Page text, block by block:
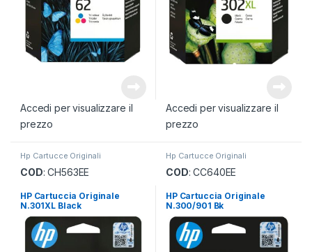
Accedi per visualizzare il
prezzo
Accedi per visualizzare il
prezzo
Hp Cartucce Originali
COD: CH563EE
HP Cartuccia Originale
N.301XL Black
Hp Cartucce Originali
COD: CC640EE
HP Cartuccia Originale
N.300/901 Bk